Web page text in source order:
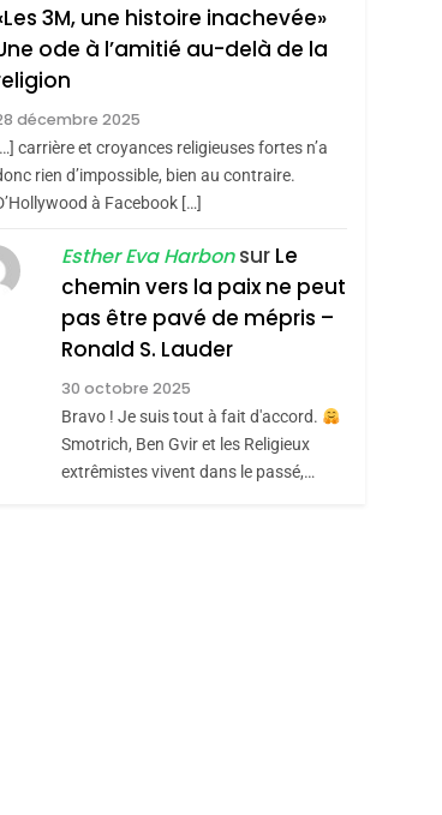
Contre
FRANCE ISRAÉL
RÉSILIENTE :
POURQUOI JE
REVENDIQUE MA
JUDAÏTE Par Thérèse
Zrihen-Dvir
ISRAÉL JUDAISME
CE QUI NOUS
MANQUE – Jacques
Hadida
JUDAISME
Maroc : Les Amandes
De Tafraout, Le Miel
De Tadla Azilal
Consacrés Produits
Du Terroir
DAFINA MAROC
3M, une histoire inachevée»
ode à l’amitié au-delà de la
décembre 2025
[…] carrière et croyances religieuses fortes n’a
rien d’impossible, bien au contraire.
à Facebook […]
Esther Eva Harbonsur Le
chemin vers la paix ne peut
pas être pavé de mépris –
Ronald S. Lauder
30 octobre 2025
Bravo ! Je suis tout à fait d'accord.
Smotrich, Ben Gvir et les Religieux
extrêmistes vivent dans le passé,…